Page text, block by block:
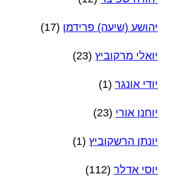
יהושע (שיעה) פרידמן (17)
יואלי מרקוביץ (23)
יודי אונגר (1)
יוחנן אורי (23)
יונתן הרשקוביץ (1)
יוסי אדלר (112)